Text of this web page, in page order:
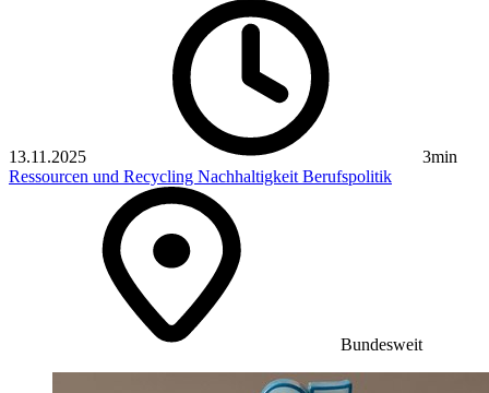
13.11.2025
3min
Ressourcen und Recycling Nachhaltigkeit Berufspolitik
Bundesweit